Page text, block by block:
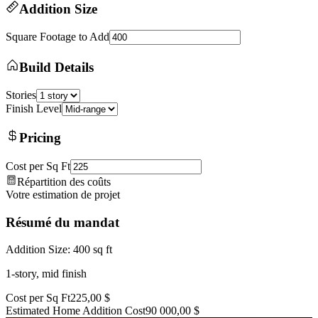
Addition Size
Square Footage to Add
Build Details
Stories
Finish Level
Pricing
Cost per Sq Ft
Répartition des coûts
Votre estimation de projet
Résumé du mandat
Addition Size: 400 sq ft
1-story, mid finish
Cost per Sq Ft225,00 $
Estimated Home Addition Cost90 000,00 $